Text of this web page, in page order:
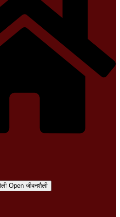
Open जीवनशैली